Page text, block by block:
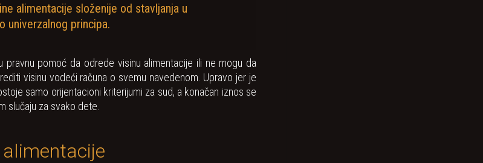
alimentacije složenije od stavljanja u
univerzalnog principa.
pravnu pomoć da odrede visinu alimentacije ili ne mogu da
visinu vodeći računa o svemu navedenom. Upravo jer je
samo orijentacioni kriterijumi za sud, a konačan iznos se
slučaju za svako dete.